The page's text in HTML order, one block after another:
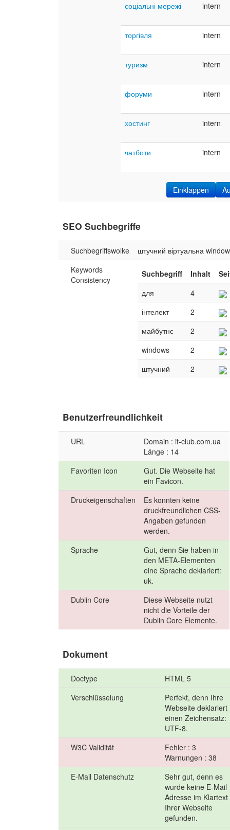
соціальні мережі intern
торгівля intern
туризм intern
форуми intern
хостинг intern
чатботи intern
Einklappen
SEO Suchbegriffe
Suchbegriffswolke штучний віртуальна
Keywords
Consistency
Suchbegriff Inhalt
для
4
інтелект
2
майбутнє
2
windows
2
штучний
2
Benutzerfreundlichkeit
URL
Domain : it-club.com.ua
Länge : 14
Favoriten Icon
Gut. Die Webseite hat
ein Favicon.
Druckeigenschaften
Es konnten keine
druckfreundlichen CSS-
Angaben gefunden
werden.
Sprache
Gut, denn Sie haben in
den META-Elementen
eine Sprache deklariert:
uk.
Dublin Core
Diese Webseite nutzt
nicht die Vorteile der
Dublin Core Elemente.
Dokument
Doctype
HTML 5
Verschlüsselung
Perfekt, denn Ihre
Webseite deklariert
einen Zeichensatz:
UTF-8.
W3C Validität
Fehler : 3
Warnungen : 38
E-Mail Datenschutz
Sehr gut, denn es
wurde keine E-Mail
Adresse im
Ihrer Webseite
gefunden.